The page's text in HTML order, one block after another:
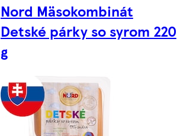
Nord Mäsokombinát
Detské párky so syrom 220
g